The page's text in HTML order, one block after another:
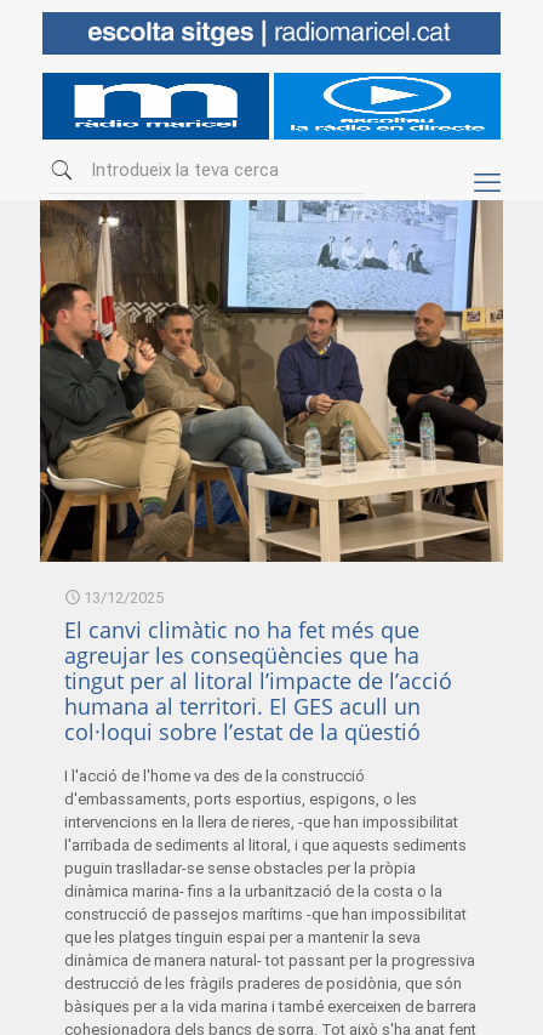
13/12/2025
El canvi climàtic no ha fet més que
agreujar les conseqüències que ha
tingut per al litoral l’impacte de l’acció
humana al territori. El GES acull un
col·loqui sobre l’estat de la qüestió
I l'acció de l'home va des de la construcció
d'embassaments, ports esportius, espigons, o les
intervencions en la llera de rieres, -que han impossibilitat
l'arribada de sediments al litoral, i que aquests sediments
puguin traslladar-se sense obstacles per la pròpia
dinàmica marina- fins a la urbanització de la costa o la
construcció de passejos marítims -que han impossibilitat
que les platges tinguin espai per a mantenir la seva
dinàmica de manera natural- tot passant per la progressiva
destrucció de les fràgils praderes de posidònia, que són
bàsiques per a la vida marina i també exerceixen de barrera
cohesionadora dels bancs de sorra. Tot això s'ha anat fent